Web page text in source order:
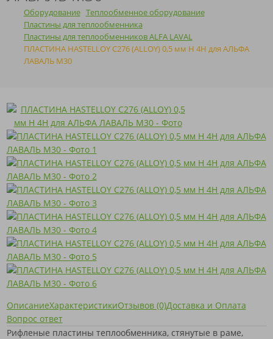
Оборудование Теплообменное оборудование
Пластины для теплообменника
Пластины для теплообменников ALFA LAVAL
ПЛАСТИНА HASTELLOY C276 (ALLOY) 0,5 мм H 4H для АЛЬФА
ЛАВАЛЬ M30
ОписаниеХарактеристикиОтзывов (0)Доставка и Оплата
Вопрос ответ
Рифленые пластины теплообменника, стянутые в раме,